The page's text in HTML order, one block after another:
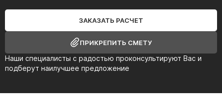
Наши специалисты с радостью проконсультируют Вас и
подберут наилучшее предложение
ЗАКАЗАТЬ РАСЧЕТ
ПРИКРЕПИТЬ СМЕТУ